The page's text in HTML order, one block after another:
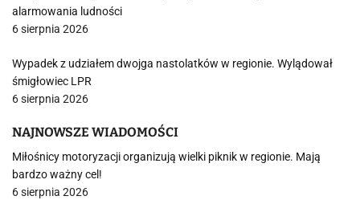
alarmowania ludności
6 sierpnia 2026
Wypadek z udziałem dwojga nastolatków w regionie. Wylądował
śmigłowiec LPR
6 sierpnia 2026
NAJNOWSZE WIADOMOŚCI
Miłośnicy motoryzacji organizują wielki piknik w regionie. Mają
bardzo ważny cel!
6 sierpnia 2026